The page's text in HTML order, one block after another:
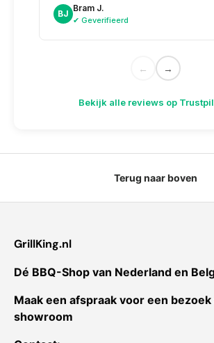
BJ
Bram J.
✔ Geverifieerd
← →
Bekijk alle reviews op
Terug naar boven
GrillKing.nl
Dé BBQ-Shop van Nederland en
Maak een afspraak voor een bezoek
showroom